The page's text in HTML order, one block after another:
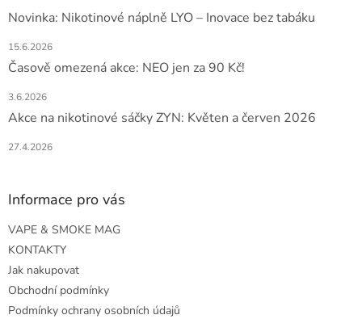
Novinka: Nikotinové náplně LYO – Inovace bez tabáku
15.6.2026
Časově omezená akce: NEO jen za 90 Kč!
3.6.2026
Akce na nikotinové sáčky ZYN: Květen a červen 2026
27.4.2026
Informace pro vás
VAPE & SMOKE MAG
KONTAKTY
Jak nakupovat
Obchodní podmínky
Podmínky ochrany osobních údajů